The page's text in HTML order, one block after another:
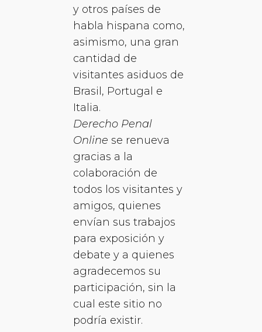
y otros países de
habla hispana como,
asimismo, una gran
cantidad de
visitantes asiduos de
Brasil, Portugal e
Italia.
Derecho Penal
Online se renueva
gracias a la
colaboración de
todos los visitantes y
amigos, quienes
envían sus trabajos
para exposición y
debate y a quienes
agradecemos su
participación, sin la
cual este sitio no
podría existir.